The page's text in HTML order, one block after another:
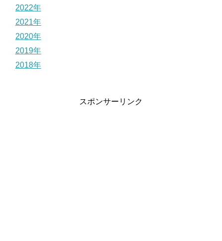
2022年
2021年
2020年
2019年
2018年
スポンサーリンク